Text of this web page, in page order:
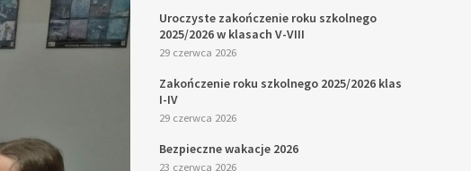
Uroczyste zakończenie roku szkolnego
2025/2026 w klasach V-VIII
29 czerwca 2026
Zakończenie roku szkolnego 2025/2026 klas
I-IV
29 czerwca 2026
Bezpieczne wakacje 2026
23 czerwca 2026